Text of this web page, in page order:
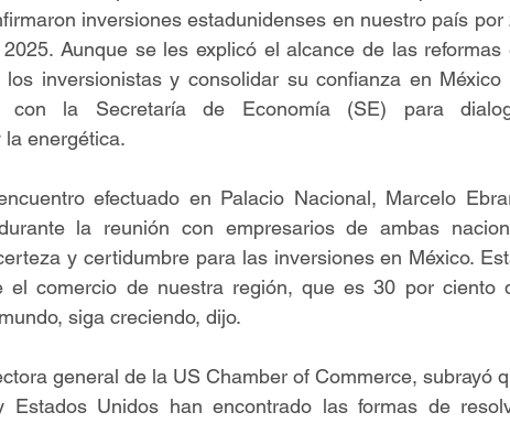
inversiones estadunidenses en nuestro país por
Aunque se les explicó el alcance de las reformas
inversionistas y consolidar su confianza en México
con la Secretaría de Economía (SE) para
energética.
efectuado en Palacio Nacional, Marcelo
la reunión con empresarios de ambas
y certidumbre para las inversiones en México.
el comercio de nuestra región, que es 30 por ciento
siga creciendo, dijo.
general de la US Chamber of Commerce, subrayó
Estados Unidos han encontrado las formas de